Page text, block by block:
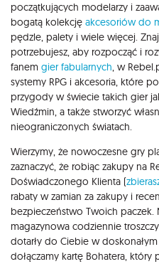
początkujących modelarzy i
bogatą kolekcję akcesoriów do
pędzle, palety i wiele więcej.
potrzebujesz, aby rozpocząć i
fanem gier fabularnych, w
systemy RPG i akcesoria, które
przygody w świecie takich gier
Wiedźmin, a także stworzyć
nieograniczonych światach.
Wierzymy, że nowoczesne gry
zaznaczyć, że robiąc zakupy na
Doświadczonego Klienta (
rabaty w zamian za zakupy i
bezpieczeństwo Twoich paczek.
magazynowa codziennie
dotarły do Ciebie w
dołączamy kartę Bohatera, który